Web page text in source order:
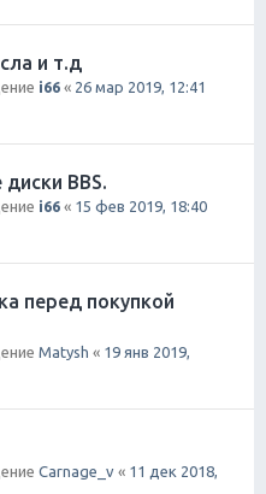
и т.д
i66 « 26 мар 2019, 12:41
BBS.
i66 « 15 фев 2019, 18:40
перед покупкой
Matysh « 19 янв 2019,
Carnage_v « 11 дек 2018,